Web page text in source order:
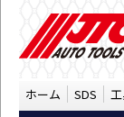
延長用
ホーム SDS